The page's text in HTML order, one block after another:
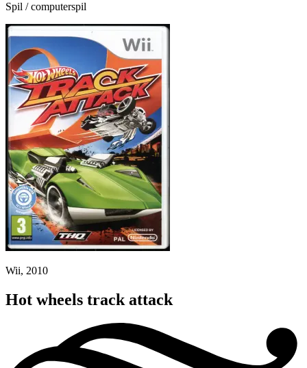
Spil / computerspil
Wii, 2010
Hot wheels track attack